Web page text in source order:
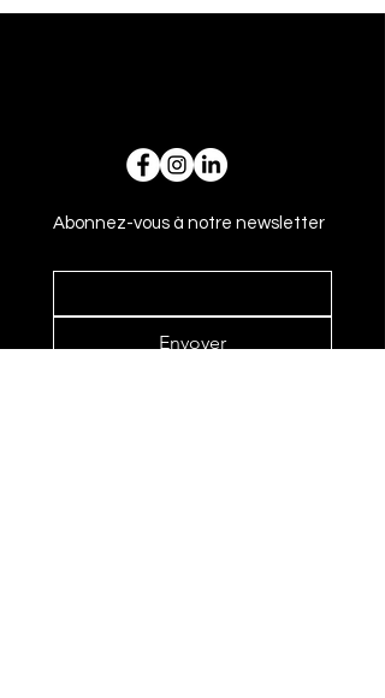
Abonnez-vous à notre newsletter
Envoyer